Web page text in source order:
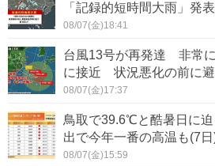
「記録的短時間大雨」発表
08/07(金)18:41
台風13号が再発達 非常
に接近 状況悪化の前に
08/07(金)17:37
鳥取で39.6℃と酷暑日に
出で今年一番の高温も(7
08/07(金)15:59